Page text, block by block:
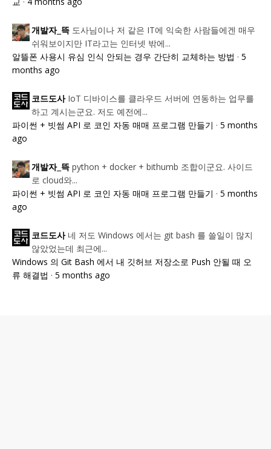
개발자_뜩 도사님이나 저 같은 IT에 익숙한 사람들에겐 매우
쉬워보이지만 IT라고는 인터넷 밖에...
알뜰폰 사용시 유심 인식 안되는 경우 간단히 교체하는 방법 · 5
months ago
코드도사 IoT 디바이스를 클라우드 서버에 연동하는 업무를
하고 계시는군요. 저도 예전에...
파이썬 + 빗썸 API 로 코인 자동 매매 프로그램 만들기 · 5 months
ago
개발자_뜩 python + docker + bithumb 조합이군요. 사이드
로 cloud와...
파이썬 + 빗썸 API 로 코인 자동 매매 프로그램 만들기 · 5 months
ago
코드도사 네 저도 Windows 에서는 git bash 를 쓸일이 많지
않았었는데 최근에...
Windows 의 Git Bash 에서 내 깃허브 저장소로 Push 안될 때 오
류 해결법 · 5 months ago